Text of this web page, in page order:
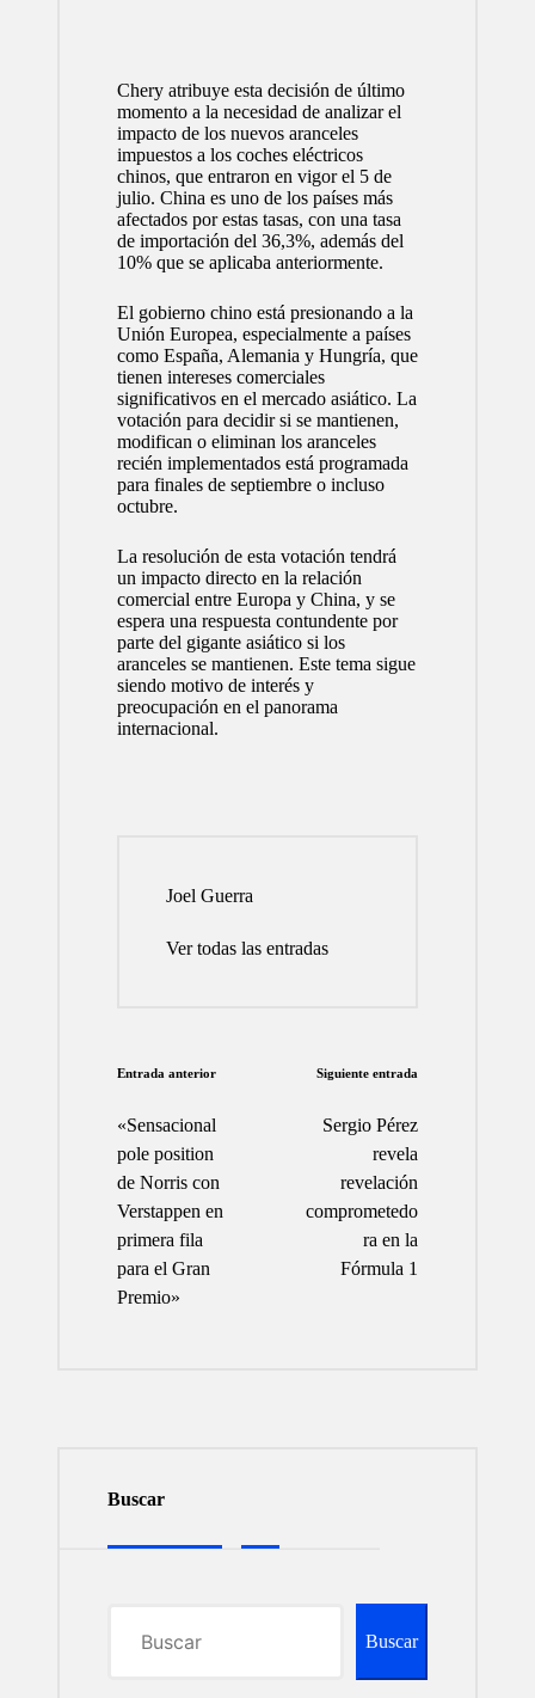
Chery atribuye esta decisión de último
momento a la necesidad de analizar el
impacto de los nuevos aranceles
impuestos a los coches eléctricos
chinos, que entraron en vigor el 5 de
julio. China es uno de los países más
afectados por estas tasas, con una tasa
de importación del 36,3%, además del
10% que se aplicaba anteriormente.
El gobierno chino está presionando a la
Unión Europea, especialmente a países
como España, Alemania y Hungría, que
tienen intereses comerciales
significativos en el mercado asiático. La
votación para decidir si se mantienen,
modifican o eliminan los aranceles
recién implementados está programada
para finales de septiembre o incluso
octubre.
La resolución de esta votación tendrá
un impacto directo en la relación
comercial entre Europa y China, y se
espera una respuesta contundente por
parte del gigante asiático si los
aranceles se mantienen. Este tema sigue
siendo motivo de interés y
preocupación en el panorama
internacional.
Joel Guerra
Ver todas las entradas
Navegación
de
entradas
Entrada anterior
«Sensacional
pole position
de Norris con
Verstappen en
primera fila
para el Gran
Premio»
Siguiente entrada
Sergio Pérez
revela
revelación
comprometedo
ra en la
Fórmula 1
Buscar
Buscar